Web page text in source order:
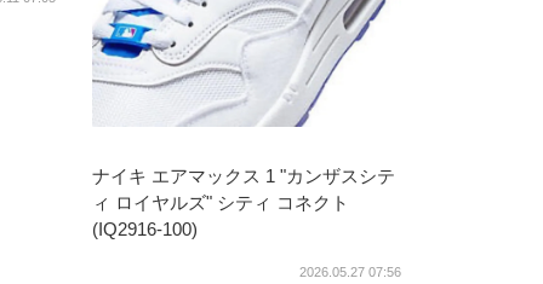
ナイキ エアマックス 1 "カンザスシテ
ィ ロイヤルズ" シティ コネクト
(IQ2916-100)
2026.05.27 07:56